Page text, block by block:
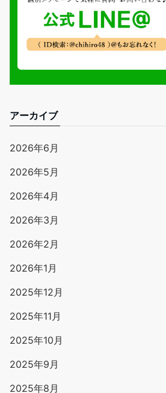
アーカイブ
2026年6月
2026年5月
2026年4月
2026年3月
2026年2月
2026年1月
2025年12月
2025年11月
2025年10月
2025年9月
2025年8月